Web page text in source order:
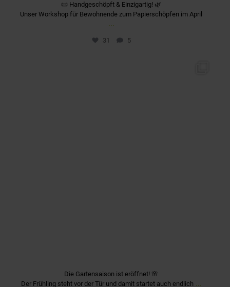
📜 Handgeschöpft & Einzigartig! 🌿
Unser Workshop für Bewohnende zum Papierschöpfen im April
...
31 5
Die Gartensaison ist eröffnet! 🌸
Der Frühling steht vor der Tür und damit startet auch endlich ...